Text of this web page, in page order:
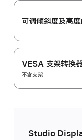
可调倾斜度及高‍
VESA 支架转换
不含支架
Studio